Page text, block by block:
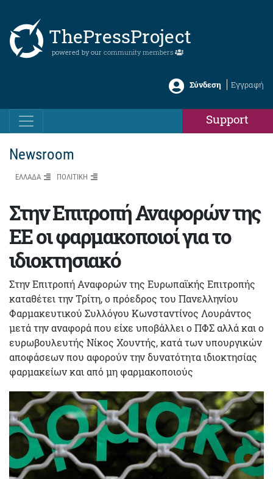
ThePressProject
powered by our community members
Σύνδεση Εγγραφή
Support
Newsroom
ΕΛΛΑΔΑ ΠΟΛΙΤΙΚΗ
Στην Επιτροπή Αναφορών της
ΕΕ οι φαρμακοποιοί για το
ιδιοκτησιακό
Στην Επιτροπή Αναφορών της Ευρωπαϊκής Επιτροπής
καταθέτει την Τρίτη, ο πρόεδρος του Πανελληνίου
Φαρμακευτικού Συλλόγου Κωνσταντίνος Λουράντος
μετά την αναφορά που είχε υποβάλλει ο ΠΦΣ αλλά και ο
ευρωβουλευτής Νίκος Χουντής, κατά των υπουργικών
αποφάσεων που αφορούν την δυνατότητα ιδιοκτησίας
φαρμακείων και από μη φαρμακοποιούς